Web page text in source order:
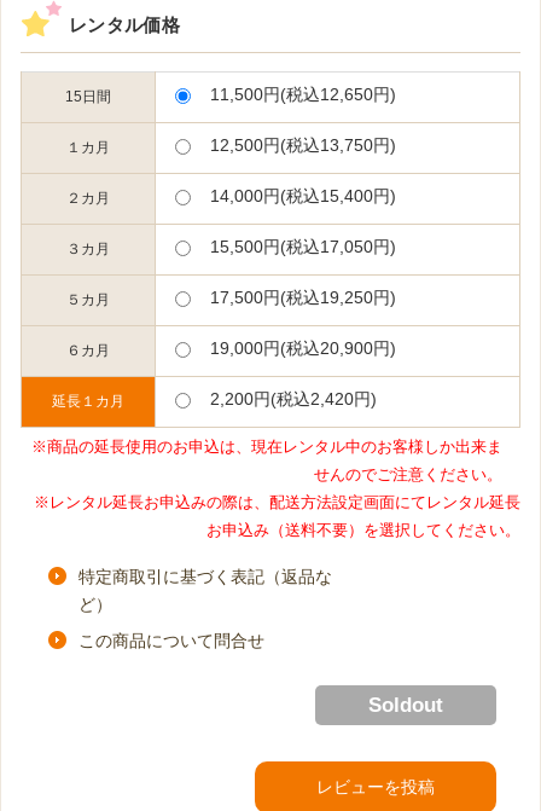
レンタル価格
15日間 11,500円(税込12,650円)
１カ月 12,500円(税込13,750円)
２カ月 14,000円(税込15,400円)
３カ月 15,500円(税込17,050円)
５カ月 17,500円(税込19,250円)
６カ月 19,000円(税込20,900円)
延長１カ月 2,200円(税込2,420円)
※商品の延長使用のお申込は、現在レンタル中のお客様しか出来ま
せんのでご注意ください。
※レンタル延長お申込みの際は、配送方法設定画面にてレンタル延長
お申込み（送料不要）を選択してください。
特定商取引に基づく表記（返品な
ど）
この商品について問合せ
Soldout
レビューを投稿